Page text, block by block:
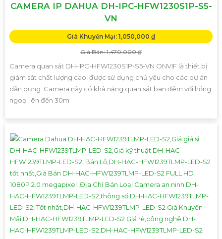
CAMERA IP DAHUA DH-IPC-HFW1230S1P-S5-
VN
Giá Khuyến Mại: 1,050,000 ₫
Giá Bán: 1,470,000 ₫
Camera quan sát DH-IPC-HFW1230S1P-S5-VN ONVIF là thiết bị
giám sát chất lượng cao, được sử dụng chủ yếu cho các dự án
dân dụng. Camera này có khả năng quan sát ban đêm với hồng
ngoại lên đến 30m